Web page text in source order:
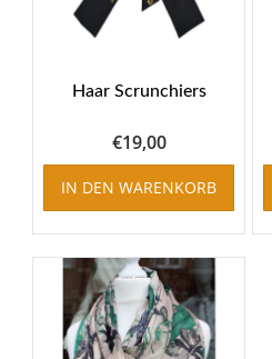
Haar Scrunchiers
€19,00
IN DEN WARENKORB